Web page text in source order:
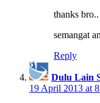
thanks bro..
semangat
Reply
Dulu Lain
19 April 2013 at